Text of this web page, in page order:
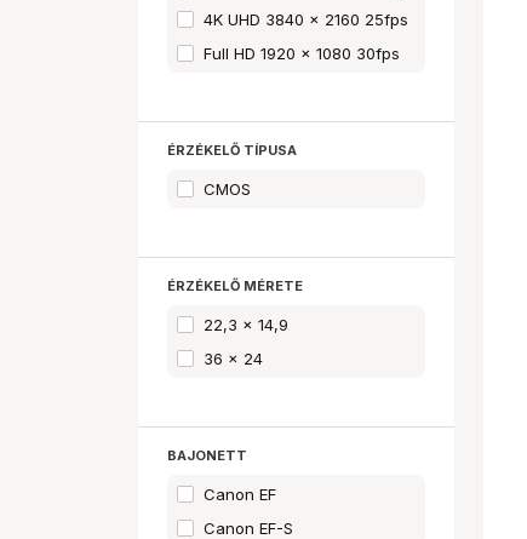
4K UHD 3840 x 2160 25fps
Full HD 1920 x 1080 30fps
ÉRZÉKELŐ TÍPUSA
CMOS
ÉRZÉKELŐ MÉRETE
22,3 x 14,9
36 x 24
BAJONETT
Canon EF
Canon EF-S